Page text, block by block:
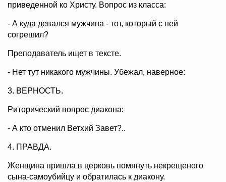
приведенной ко Христу. Вопрос из класса:
- А куда девался мужчина - тот, который с ней
согрешил?
Преподаватель ищет в тексте.
- Нет тут никакого мужчины. Убежал, наверное:
3. ВЕРНОСТЬ.
Риторический вопрос диакона:
- А кто отменил Ветхий Завет?..
4. ПРАВДА.
Женщина пришла в церковь помянуть некрещеного
сына-самоубийцу и обратилась к диакону.